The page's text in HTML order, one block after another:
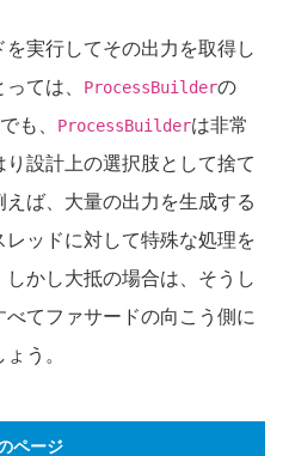
実行してその出力を取得し
ては、
ProcessBuilderの
も、
ProcessBuilderは非常
設計上の選択肢として捨て
ば、大量の出力を生成する
レッドに対して特殊な処理を
かし大抵の場合は、そうし
てファサードの向こう側に
う。
ページ